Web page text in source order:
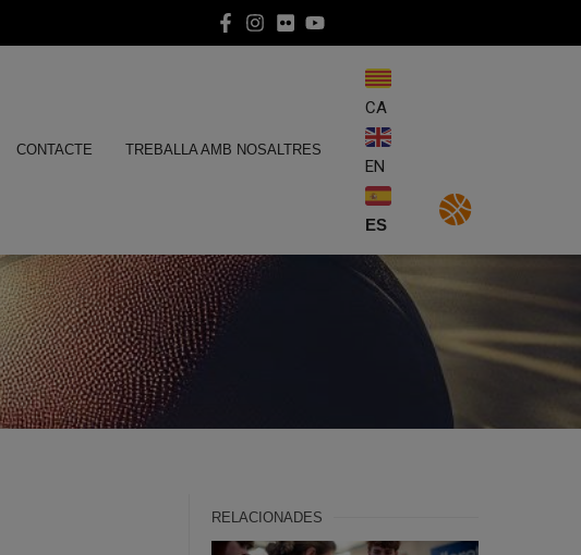
CONTACTE TREBALLA AMB NOSALTRES
CA
EN
ES
RELACIONADES